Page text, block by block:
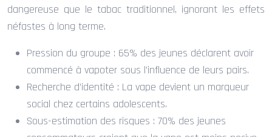
dangereuse que le tabac traditionnel, ignorant les effets
néfastes à long terme.
Pression du groupe : 65% des jeunes déclarent avoir
commencé à vapoter sous l’influence de leurs pairs.
Recherche d’identité : La vape devient un marqueur
social chez certains adolescents.
Sous-estimation des risques : 70% des jeunes